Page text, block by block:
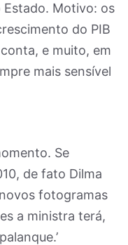
Estado. Motivo: os
do PIB
e muito, em
mais sensível
Se
de fato Dilma
fotogramas
a ministra terá,